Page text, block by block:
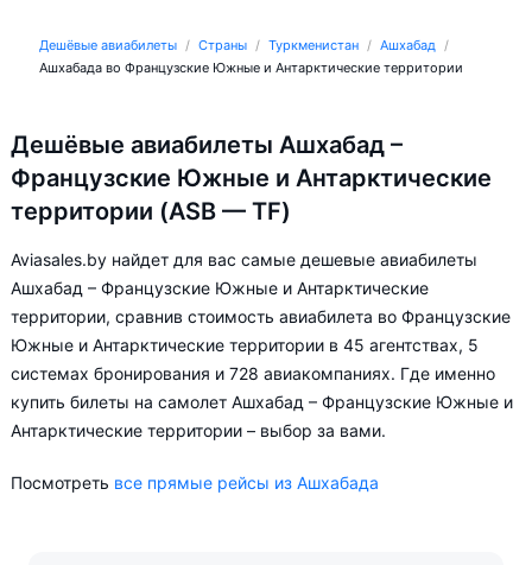
Дешёвые авиабилеты Страны Туркменистан
Ашхабад
Ашхабада во Французские Южные и Антарктические территории
Дешёвые авиабилеты Ашхабад –
Французские Южные и Антарктические
территории (ASB — TF)
Aviasales.by найдет для вас самые дешевые авиабилеты
Ашхабад – Французские Южные и Антарктические
территории, сравнив стоимость авиабилета во Французские
Южные и Антарктические территории в 45 агентствах, 5
системах бронирования и 728 авиакомпаниях. Где именно
купить билеты на самолет Ашхабад – Французские Южные и
Антарктические территории – выбор за вами.
Посмотреть все прямые рейсы из Ашхабада